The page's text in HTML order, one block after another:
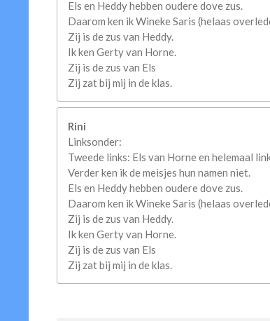
Els en Heddy hebben oudere dove zus.
Daarom ken ik Wineke Saris (helaas
Zij is de zus van Heddy.
Ik ken Gerty van Horne.
Zij is de zus van Els
Zij zat bij mij in de klas.
Rini
Linksonder:
Tweede links: Els van Horne en helemaal
Verder ken ik de meisjes hun namen niet.
Els en Heddy hebben oudere dove zus.
Daarom ken ik Wineke Saris (helaas
Zij is de zus van Heddy.
Ik ken Gerty van Horne.
Zij is de zus van Els
Zij zat bij mij in de klas.